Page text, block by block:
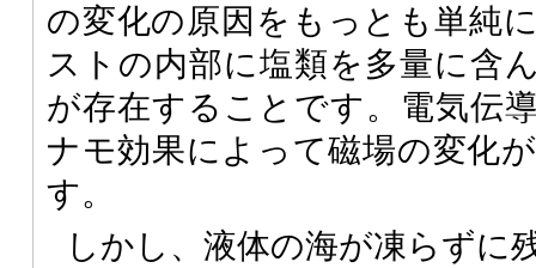
の変化の原因をもっとも単純
ストの内部に塩類を多量に含
が存在することです。電気伝
ナモ効果によって磁場の変化
す。
しかし、液体の海が凍らずに